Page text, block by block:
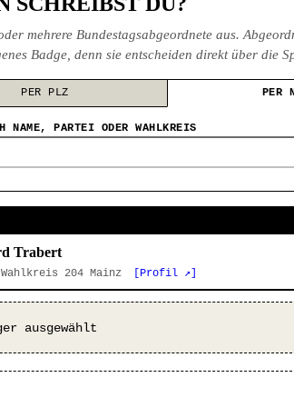
mehrere Bundestagsabgeordnete aus.
Badge, denn sie entscheiden direkt über die
PER PLZ PER
NAME, PARTEI ODER WAHLKREIS
Trabert
204 Mainz [Profil ↗]
ausgewählt